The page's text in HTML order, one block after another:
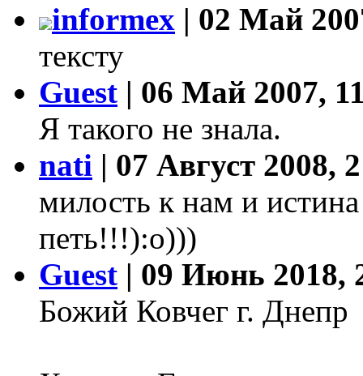
informex | 02 Май
тексту
Guest | 06 Май 2007,
Я такого не знала.
nati | 07 Август 2008,
милость к нам и
петь!!!):о)))
Guest | 09 Июнь 2018,
Божий Ковчег г. Днепр